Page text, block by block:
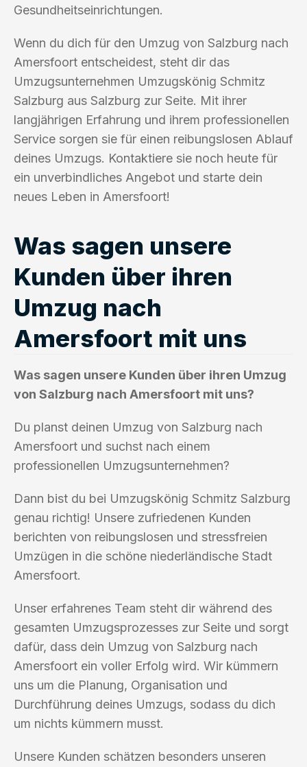
Gesundheitseinrichtungen.
Wenn du dich für den Umzug von Salzburg nach
Amersfoort entscheidest, steht dir das
Umzugsunternehmen Umzugskönig Schmitz
Salzburg aus Salzburg zur Seite. Mit ihrer
langjährigen Erfahrung und ihrem professionellen
Service sorgen sie für einen reibungslosen Ablauf
deines Umzugs. Kontaktiere sie noch heute für
ein unverbindliches Angebot und starte dein
neues Leben in Amersfoort!
Was sagen unsere
Kunden über ihren
Umzug nach
Amersfoort mit uns
Was sagen unsere Kunden über ihren Umzug
von Salzburg nach Amersfoort mit uns?
Du planst deinen Umzug von Salzburg nach
Amersfoort und suchst nach einem
professionellen Umzugsunternehmen?
Dann bist du bei Umzugskönig Schmitz Salzburg
genau richtig! Unsere zufriedenen Kunden
berichten von reibungslosen und stressfreien
Umzügen in die schöne niederländische Stadt
Amersfoort.
Unser erfahrenes Team steht dir während des
gesamten Umzugsprozesses zur Seite und sorgt
dafür, dass dein Umzug von Salzburg nach
Amersfoort ein voller Erfolg wird. Wir kümmern
uns um die Planung, Organisation und
Durchführung deines Umzugs, sodass du dich
um nichts kümmern musst.
Unsere Kunden schätzen besonders unseren